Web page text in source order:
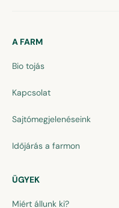
A FARM
Bio tojás
Kapcsolat
Sajtómegjelenéseink
Időjárás a farmon
ÜGYEK
Miért állunk ki?